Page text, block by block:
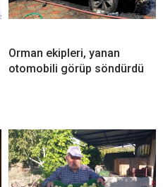
Orman ekipleri, yanan
otomobili görüp söndürdü